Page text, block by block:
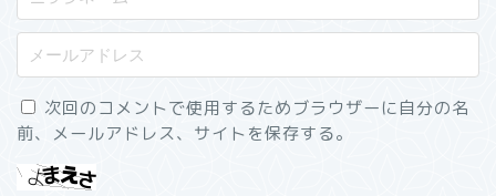
次回のコメントで使用するためブラウザーに自分の名
前、メールアドレス、サイトを保存する。